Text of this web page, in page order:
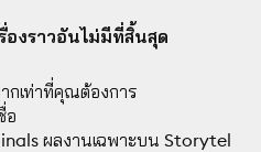
รื่องราวอันไม่มีที่สิ้นสุด
กเท่าที่คุณต้องการ
อ
ผลงานเฉพาะบน Storytel